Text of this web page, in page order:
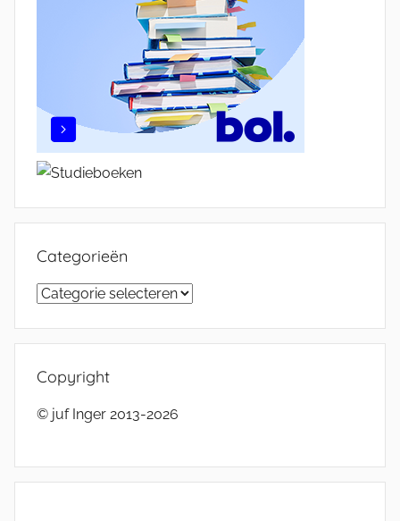
Categorieën
Categorieën
Copyright
© juf Inger 2013-2026